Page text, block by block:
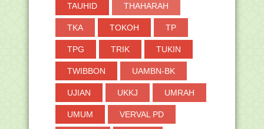
TAUHID THAHARAH
TKA TOKOH TP
TPG TRIK TUKIN
TWIBBON UAMBN-BK
UJIAN UKKJ UMRAH
UMUM VERVAL PD